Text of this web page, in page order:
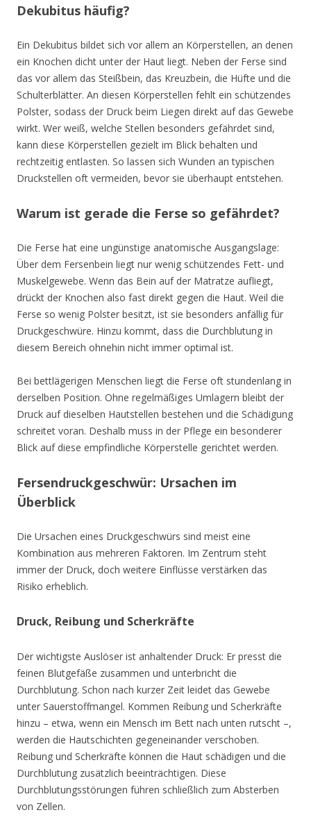
Dekubitus häufig?
Ein Dekubitus bildet sich vor allem an Körperstellen, an denen
ein Knochen dicht unter der Haut liegt. Neben der Ferse sind
das vor allem das Steißbein, das Kreuzbein, die Hüfte und die
Schulterblätter. An diesen Körperstellen fehlt ein schützendes
Polster, sodass der Druck beim Liegen direkt auf das Gewebe
wirkt. Wer weiß, welche Stellen besonders gefährdet sind,
kann diese Körperstellen gezielt im Blick behalten und
rechtzeitig entlasten. So lassen sich Wunden an typischen
Druckstellen oft vermeiden, bevor sie überhaupt entstehen.
Warum ist gerade die Ferse so gefährdet?
Die Ferse hat eine ungünstige anatomische Ausgangslage:
Über dem Fersenbein liegt nur wenig schützendes Fett- und
Muskelgewebe. Wenn das Bein auf der Matratze aufliegt,
drückt der Knochen also fast direkt gegen die Haut. Weil die
Ferse so wenig Polster besitzt, ist sie besonders anfällig für
Druckgeschwüre. Hinzu kommt, dass die Durchblutung in
diesem Bereich ohnehin nicht immer optimal ist.
Bei bettlägerigen Menschen liegt die Ferse oft stundenlang in
derselben Position. Ohne regelmäßiges Umlagern bleibt der
Druck auf dieselben Hautstellen bestehen und die Schädigung
schreitet voran. Deshalb muss in der Pflege ein besonderer
Blick auf diese empfindliche Körperstelle gerichtet werden.
Fersendruckgeschwür: Ursachen im
Überblick
Die Ursachen eines Druckgeschwürs sind meist eine
Kombination aus mehreren Faktoren. Im Zentrum steht
immer der Druck, doch weitere Einflüsse verstärken das
Risiko erheblich.
Druck, Reibung und Scherkräfte
Der wichtigste Auslöser ist anhaltender Druck: Er presst die
feinen Blutgefäße zusammen und unterbricht die
Durchblutung. Schon nach kurzer Zeit leidet das Gewebe
unter Sauerstoffmangel. Kommen Reibung und Scherkräfte
hinzu – etwa, wenn ein Mensch im Bett nach unten rutscht –,
werden die Hautschichten gegeneinander verschoben.
Reibung und Scherkräfte können die Haut schädigen und die
Durchblutung zusätzlich beeinträchtigen. Diese
Durchblutungsstörungen führen schließlich zum Absterben
von Zellen.